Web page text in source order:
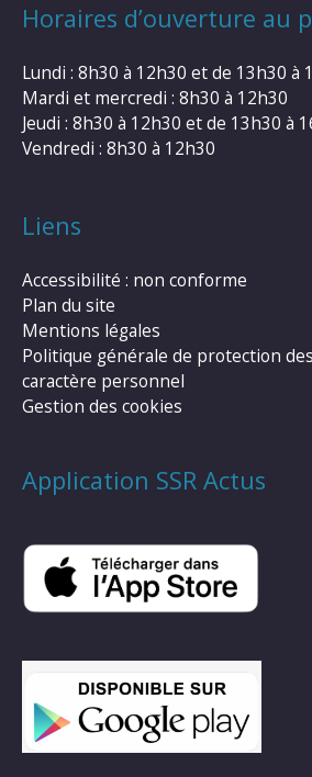
Horaires d’ouverture au
Lundi : 8h30 à 12h30 et de 13h30 à
Mardi et mercredi : 8h30 à 12h30
Jeudi : 8h30 à 12h30 et de 13h30 à
Vendredi : 8h30 à 12h30
Liens
Accessibilité : non conforme
Plan du site
Mentions légales
Politique générale de protection
caractère personnel
Gestion des cookies
Application SSR Actus